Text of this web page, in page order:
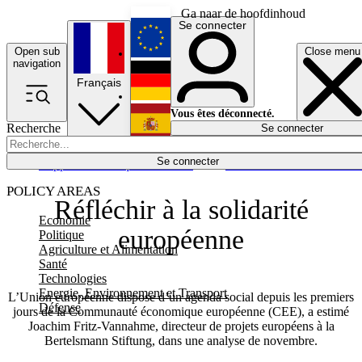
Ga naar de hoofdinhoud
Open sub
navigation
Close menu
Recherche
Se connecter
POLICY AREAS
Economie
Politique
Agriculture et Alimentation
Santé
Technologies
Energie, Environnement et Transport
Défense
Économie
Français
English
Deutsch
Español
Se connecter
Vous êtes déconnecté.
Se connecter
Réfléchir à la solidarité
européenne
L’Union européenne dispose d’un agenda social depuis les premiers
jours de la Communauté économique européenne (CEE), a estimé
Joachim Fritz-Vannahme, directeur de projets européens à la
Bertelsmann Stiftung, dans une analyse de novembre.